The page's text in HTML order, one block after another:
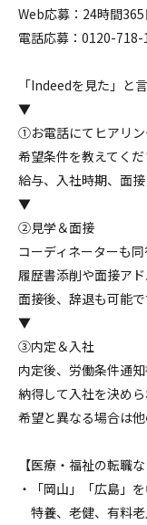
Web応募：24時間365
電話応募：0120-718-
「Indeedを見た」と
▼
①お電話にてヒアリン
希望条件を教えてくだ
給与、入社時期、面接
▼
②見学＆面接
コーディネーターも同
履歴書添削や面接アド
面接後、辞退も可能で
▼
③内定＆入社
内定後、労働条件通
納得して入社を決めら
希望と異なる場合は他
【医療・福祉の転職
・「岡山」「広島」
特養、老健、有料